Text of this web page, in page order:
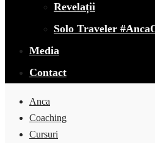
Revelații
Solo Traveler
Media
Contact
Anca
Coaching
Cursuri